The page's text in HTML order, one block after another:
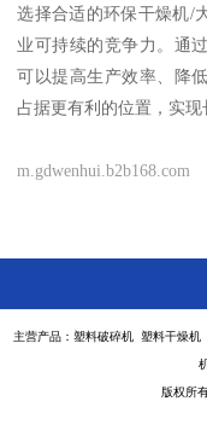
选择合适的环保干燥机/
业可持续的竞争力。通
可以提高生产效率、降
占据更有利的位置，实现
m.gdwenhui.b2b168.com
主营产品：塑料破碎机 塑料干燥
版权所